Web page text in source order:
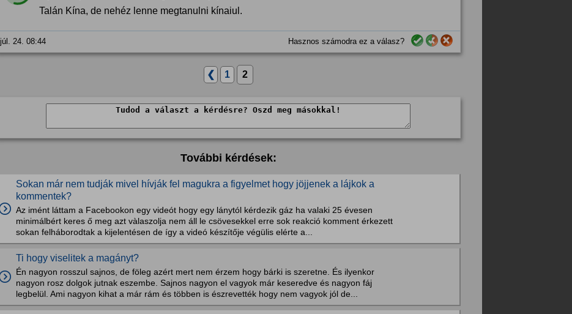
Talán Kína, de nehéz lenne megtanulni kínaiul.
júl. 24. 08:44 Hasznos számodra ez a válasz?
❮ 1 2
További kérdések:
Sokan már nem tudják mivel hívják fel magukra a figyelmet hogy jöjjenek a lájkok a
kommentek?
Az imént láttam a Facebookon egy videót hogy egy lánytól kérdezik gáz ha valaki 25 évesen
minimálbért keres ő meg azt vàlaszolja nem áll le csövesekkel erre sok reakció komment érkezett
sokan felháborodtak a kijelentésen de így a videó készítője végülis elérte a...
Ti hogy viselitek a magányt?
Én nagyon rosszul sajnos, de föleg azért mert nem érzem hogy bárki is szeretne. És ilyenkor
nagyon rosz dolgok jutnak eszembe. Sajnos nagyon el vagyok már keseredve és nagyon fáj
legbelül. Ami nagyon kihat a már rám és többen is észrevették hogy nem vagyok jól de...